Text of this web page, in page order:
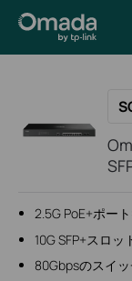
2.5G PoE+ポー
10G SFP+スロッ
80Gbpsのスイ